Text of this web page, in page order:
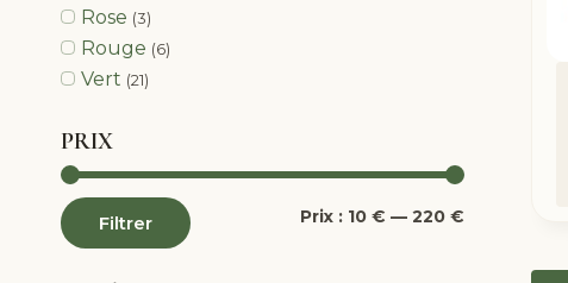
Rose (3)
Rouge (6)
Vert (21)
PRIX
Prix
Prix
Filtrer Prix : 10 € — 220 €